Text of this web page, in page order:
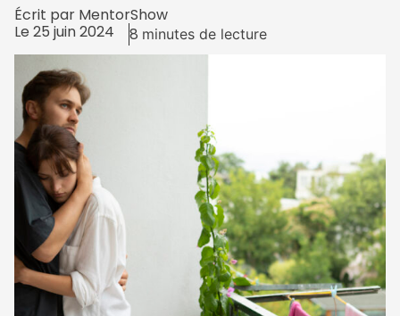
Écrit par MentorShow
Le 25 juin 2024 8 minutes de lecture